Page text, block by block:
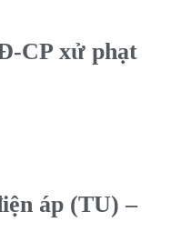
CP xử phạt
áp (TU) –